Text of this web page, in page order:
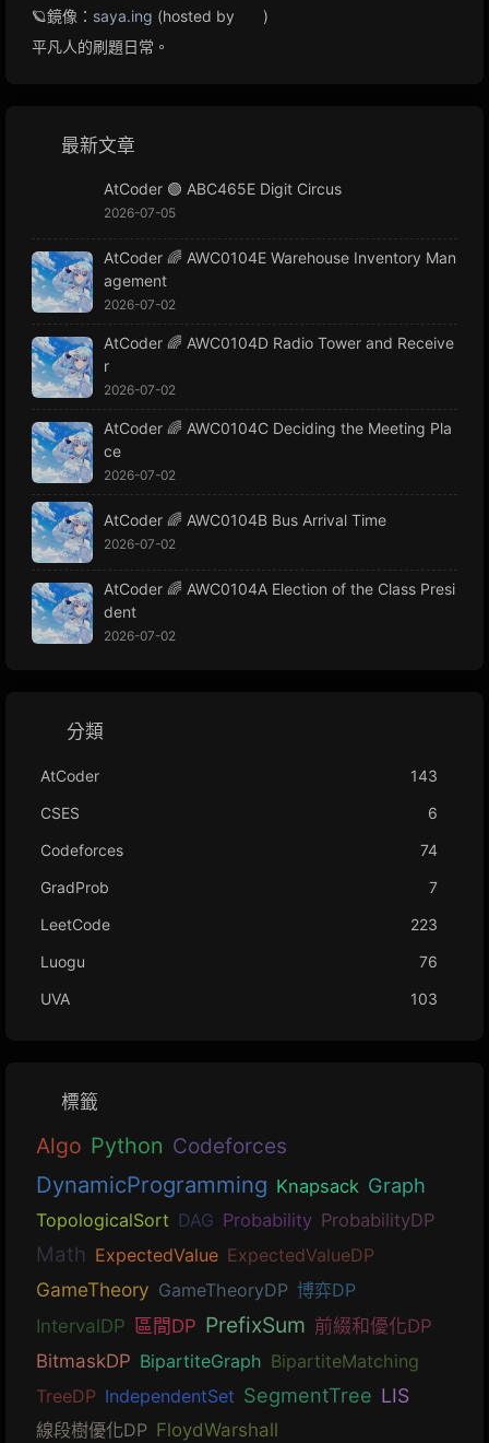
🪐鏡像： saya.ing (hosted by
)
平凡人的刷題日常。
最新文章
AtCoder 🟢 ABC465E Digit Circus
2026-07-05
AtCoder 🌈 AWC0104E Warehouse Inventory Man
agement
2026-07-02
AtCoder 🌈 AWC0104D Radio Tower and Receive
r
2026-07-02
AtCoder 🌈 AWC0104C Deciding the Meeting Pla
ce
2026-07-02
AtCoder 🌈 AWC0104B Bus Arrival Time
2026-07-02
AtCoder 🌈 AWC0104A Election of the Class Presi
dent
2026-07-02
分類
AtCoder
143
CSES
6
Codeforces
74
GradProb
7
LeetCode
223
Luogu
76
UVA
103
標籤
Algo Python Codeforces
DynamicProgramming Knapsack Graph
TopologicalSort DAG Probability ProbabilityDP
Math ExpectedValue ExpectedValueDP
GameTheory GameTheoryDP 博弈DP
IntervalDP 區間DP PrefixSum 前綴和優化DP
BitmaskDP BipartiteGraph BipartiteMatching
TreeDP IndependentSet SegmentTree LIS
線段樹優化DP FloydWarshall